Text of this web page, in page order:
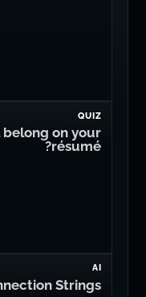
QUIZ
belong on your
résumé?
AI
Strings